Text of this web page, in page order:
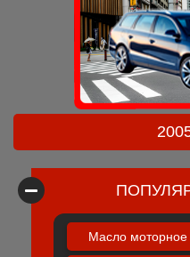
Масло моторное